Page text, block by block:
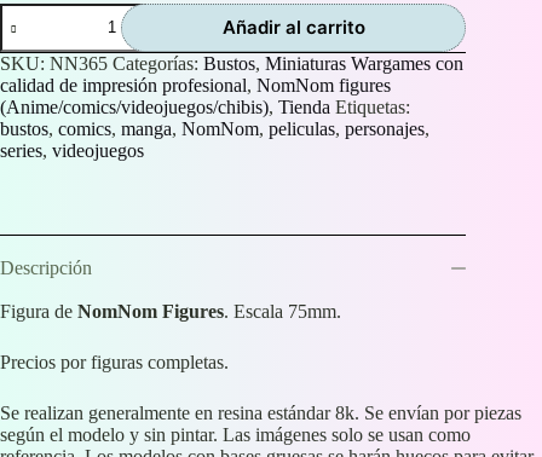
Busto
de
Raziel
cantidad
Añadir al carrito
SKU: NN365 Categorías: Bustos, Miniaturas Wargames con
calidad de impresión profesional, NomNom figures
(Anime/comics/videojuegos/chibis), Tienda Etiquetas:
bustos, comics, manga, NomNom, peliculas, personajes,
series, videojuegos
Descripción
Figura de NomNom Figures. Escala 75mm.
Precios por figuras completas.
Se realizan generalmente en resina estándar 8k. Se envían por piezas
según el modelo y sin pintar. Las imágenes solo se usan como